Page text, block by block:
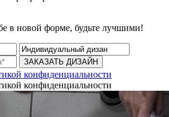
в новой форме, будьте лучшими!
ЗАКАЗАТЬ ДИЗАЙН
конфиденциальности
конфиденциальности